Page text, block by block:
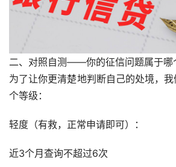
二、对照自测——你的征信问题属于哪
为了让你更清楚地判断自己的处境，
个等级：
轻度（有救，正常申请即可）：
近3个月查询不超过6次